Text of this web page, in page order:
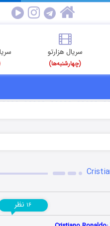
سریال هزارتو
(چهارشنبه‌ها)
۱۶ نظر